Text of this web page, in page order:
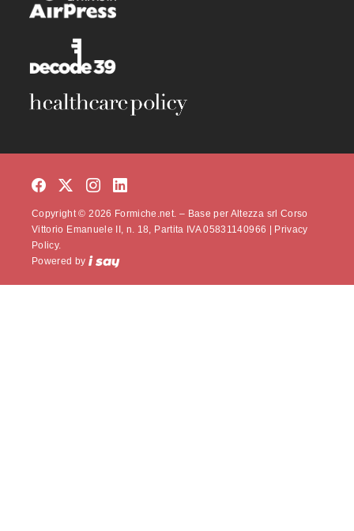
Copyright © 2026 Formiche.net. – Base per Altezza srl Corso
Vittorio Emanuele II, n. 18, Partita IVA 05831140966 |
Privacy
Policy.
Powered by